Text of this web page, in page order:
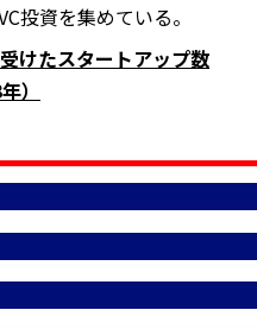
投資を集めている。
けたスタートアップ数
）